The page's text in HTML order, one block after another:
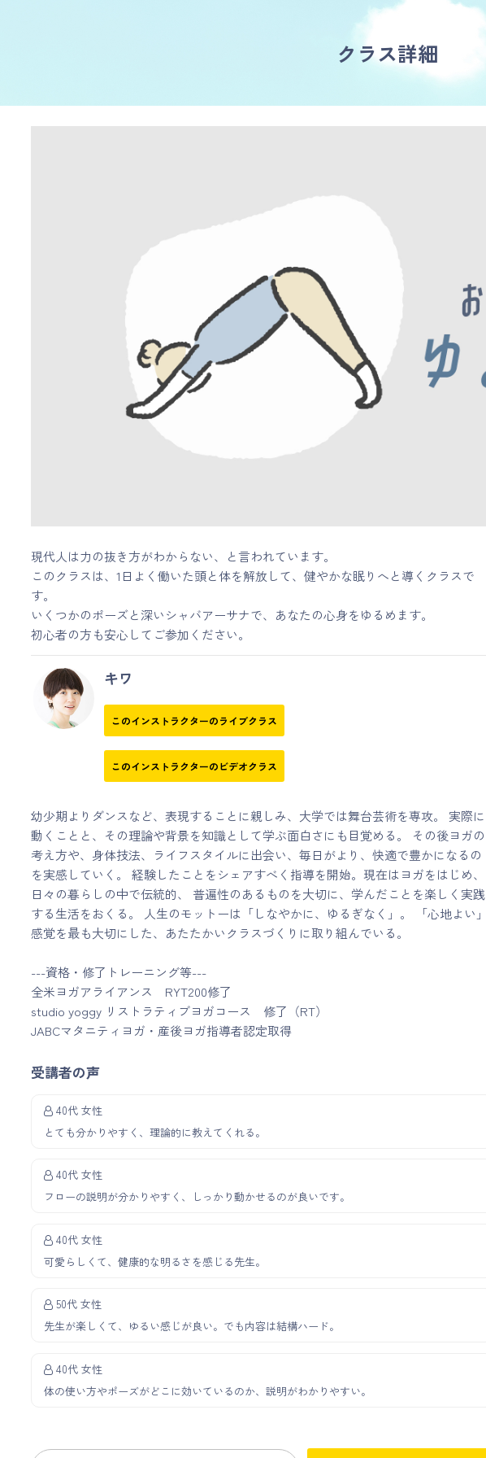
表示
クラス詳細
現代人は力の抜き方がわからない、と言われています。
このクラスは、1日よく働いた頭と体を解放して、健やかな眠りへと導くクラスで
す。
いくつかのポーズと深いシャバアーサナで、あなたの心身をゆるめます。
初心者の方も安心してご参加ください。
キワ
このインストラクターのライブクラス
このインストラクターのビデオクラス
幼少期よりダンスなど、表現することに親しみ、大学では舞台芸術を専攻。 実際に
動くことと、その理論や背景を知識として学ぶ面白さにも目覚める。 その後ヨガの
考え方や、身体技法、ライフスタイルに出会い、毎日がより、快適で豊かになるの
を実感していく。 経験したことをシェアすべく指導を開始。現在はヨガをはじめ、
日々の暮らしの中で伝統的、 普遍性のあるものを大切に、学んだことを楽しく実践
する生活をおくる。 人生のモットーは「しなやかに、ゆるぎなく」。 「心地よい」
感覚を最も大切にした、あたたかいクラスづくりに取り組んでいる。
---資格・修了トレーニング等---
全米ヨガアライアンス RYT200修了
studio yoggy リストラティブヨガコース 修了（RT）
JABCマタニティヨガ・産後ヨガ指導者認定取得
受講者の声
40代 女性
とても分かりやすく、理論的に教えてくれる。
40代 女性
フローの説明が分かりやすく、しっかり動かせるのが良いです。
40代 女性
可愛らしくて、健康的な明るさを感じる先生。
50代 女性
先生が楽しくて、ゆるい感じが良い。でも内容は結構ハード。
40代 女性
体の使い方やポーズがどこに効いているのか、説明がわかりやすい。